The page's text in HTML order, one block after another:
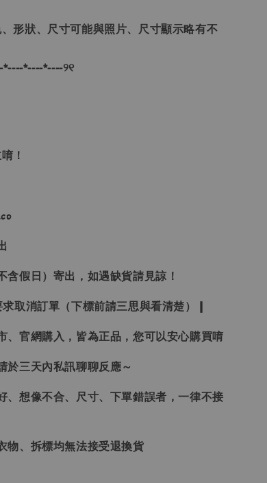
形狀、尺寸可能與照片、尺寸顯示略有不
*----*----୨୧
！
含假日）寄出，如遇缺貨請見諒！
取消訂單（下標前請三思與看清楚）❙
、官網購入，皆為正品，您可以安心購買唷
於三天內私訊聊聊反應～
、想像不合、尺寸、下單錯誤者，一律不接
物、拆標均無法接受退換貨